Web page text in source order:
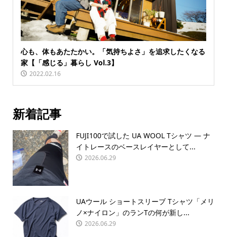
心も、体もあたたかい。「気持ちよさ」を追求したくなる
家【「感じる」暮らし Vol.3】
2022.02.16
新着記事
FUJI100で試した UA WOOL Tシャツ — ナ
イトレースのベースレイヤーとして...
2026.06.29
UAウール ショートスリーブ Tシャツ「メリ
ノ×ナイロン」のランTの何が新し...
2026.06.29